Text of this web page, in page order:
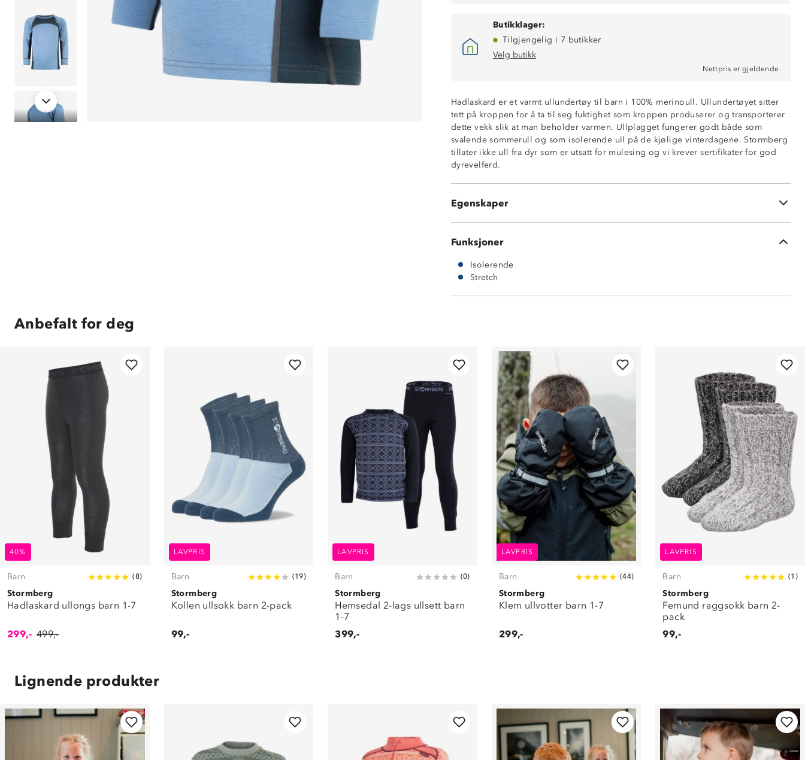
Butikklager:
Tilgjengelig i 7 butikker
Velg butikk
Nettpris er gjeldende.
Hadlaskard er et varmt ullundertøy til barn i 100% merinoull. Ullundertøyet sitter
tett på kroppen for å ta til seg fuktighet som kroppen produserer og transporterer
dette vekk slik at man beholder varmen. Ullplagget fungerer godt både som
svalende sommerull og som isolerende ull på de kjølige vinterdagene. Stormberg
tillater ikke ull fra dyr som er utsatt for mulesing og vi krever sertifikater for god
dyrevelferd.
Egenskaper
100% merinoull
Isolerende
Temperaturregulerende
4-veisstretch
100% merinoull
Funksjoner
Isolerende
Stretch
Anbefalt for deg
40%
Barn (8)
Stormberg
Hadlaskard ullongs barn 1-7
299,- 499,-
LAVPRIS
Barn (19)
Stormberg
Kollen ullsokk barn 2-pack
99,-
LAVPRIS
Barn (0)
Stormberg
Hemsedal 2-lags ullsett barn
1-7
399,-
LAVPRIS
Barn (44)
Stormberg
Klem ullvotter barn 1-7
299,-
LAVPRIS
Barn (1 )
Stormberg
Femund raggsokk barn 2-
pack
99,-
Lignende produkter